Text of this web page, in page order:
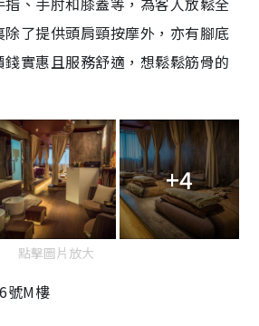
了提供頭肩頸按摩外，亦有腳底
實惠且服務舒適，想鬆鬆筋骨的
+4
點擊圖片放大
號M樓